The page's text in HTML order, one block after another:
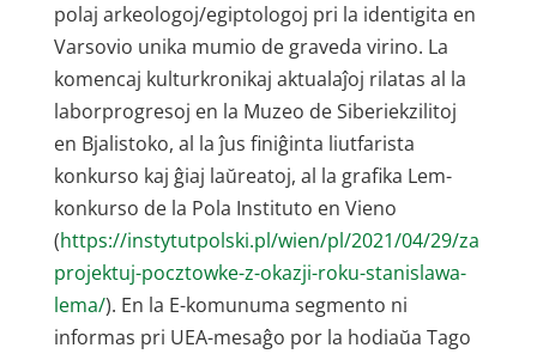
polaj arkeologoj/egiptologoj pri la identigita en
Varsovio unika mumio de graveda virino. La
komencaj kulturkronikaj aktualaĵoj rilatas al la
laborprogresoj en la Muzeo de Siberiekzilitoj
en Bjalistoko, al la ĵus finiĝinta liutfarista
konkurso kaj ĝiaj laŭreatoj, al la grafika Lem-
konkurso de la Pola Instituto en Vieno
(https://instytutpolski.pl/wien/pl/2021/04/29/za
projektuj-pocztowke-z-okazji-roku-stanislawa-
lema/). En la E-komunuma segmento ni
informas pri UEA-mesaĝo por la hodiaŭa Tago